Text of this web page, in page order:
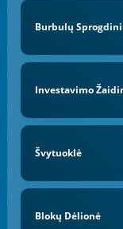
Burbulų
Investavimo
Švytuoklė
Blokų Dėlionė